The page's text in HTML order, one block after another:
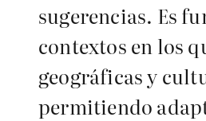
sugerencias. Es
contextos en los
geográficas y
permitiendo